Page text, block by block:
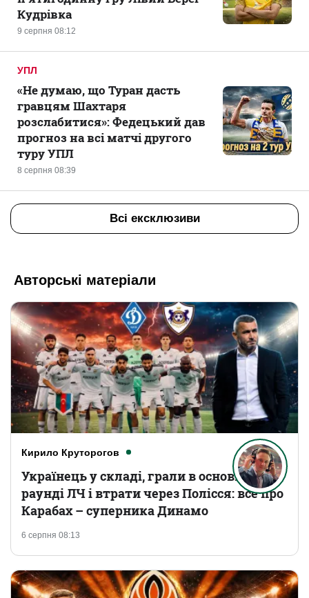
9 серпня 08:12
Кудрівка
УПЛ
8 серпня 08:39
«Не думаю, що Туран дасть
гравцям Шахтаря
розслабитися»: Федецький дав
прогноз на всі матчі другого
туру УПЛ
Всі ексклюзиви
Авторські матеріали
Кирило Круторогов
6 серпня 08:13
Українець у складі, грали в основному
раунді ЛЧ і втрати через Полісся: все про
Карабах – суперника Динамо